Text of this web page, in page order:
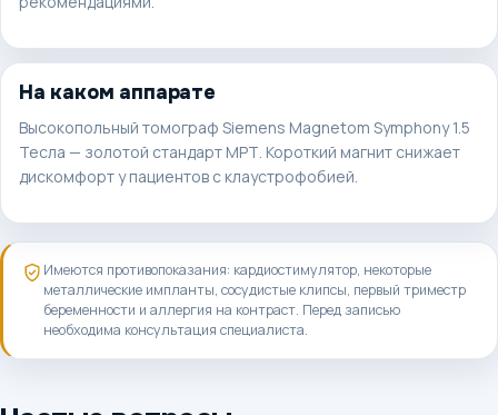
На каком аппарате
Высокопольный томограф Siemens Magnetom Symphony 1.5
Тесла — золотой стандарт МРТ. Короткий магнит снижает
дискомфорт у пациентов с клаустрофобией.
Имеются противопоказания: кардиостимулятор, некоторые
металлические импланты, сосудистые клипсы, первый триместр
беременности и аллергия на контраст. Перед записью
необходима консультация специалиста.